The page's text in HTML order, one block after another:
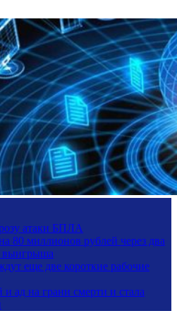
атаки БПЛА
80 миллионов рублей через два
выигрыша
еще две короткие рабочие
ад на грани смерти и стала